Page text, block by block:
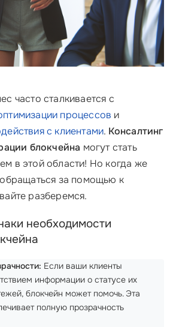
часто сталкивается с
процессов и
с клиентами. Консалтинг
блокчейна могут стать
в этой области! Но когда же
за помощью к
разберемся.
необходимости
Если ваши клиенты
информации о статусе их
блокчейн может помочь. Эта
полную прозрачность